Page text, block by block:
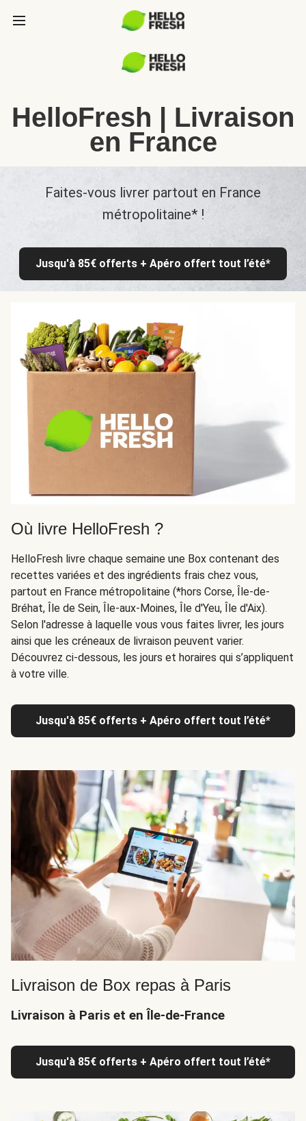
HelloFresh | Livraison
en France
Faites-vous livrer partout en France
métropolitaine* !
Jusqu'à 85€ offerts + Apéro offert tout l’été*
Où livre HelloFresh ?
HelloFresh livre chaque semaine une Box contenant des
recettes variées et des ingrédients frais chez vous,
partout en France métropolitaine (*hors Corse, Île-de-
Bréhat, Île de Sein, Île-aux-Moines, Île d'Yeu, Île d'Aix).
Selon l'adresse à laquelle vous vous faites livrer, les jours
ainsi que les créneaux de livraison peuvent varier.
Découvrez ci-dessous, les jours et horaires qui s’appliquent
à votre ville.
Jusqu'à 85€ offerts + Apéro offert tout l’été*
Livraison de Box repas à Paris
Livraison à Paris et en Île-de-France
Jusqu'à 85€ offerts + Apéro offert tout l’été*